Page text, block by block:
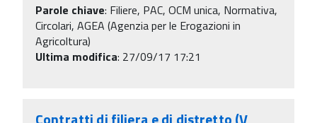
Parole chiave: Filiere, PAC, OCM unica, Normativa,
Circolari, AGEA (Agenzia per le Erogazioni in
Agricoltura)
Ultima modifica: 27/09/17 17:21